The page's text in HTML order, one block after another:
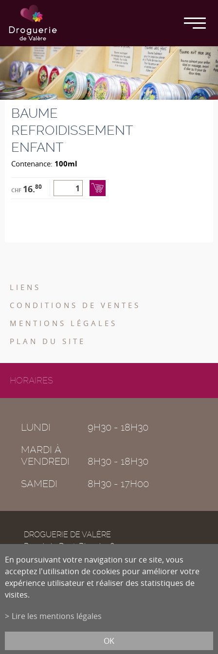
BAUME
REFROIDISSEMENT
ENFANT
Contenance: 100ml
CHF 16.80
LIENS
CONDITIONS DE VENTES
MENTIONS LÉGALES
PLAN DU SITE
HORAIRES
LUNDI
9H30 - 18H30
MARDI À
VENDREDI
8H30 - 18H30
SAMEDI
8H30 - 17H00
DROGUERIE DE VALÈRE
Rue de la Dent-Blanche 8
CH-1950
Sion
Tél.
info@droguiste.net
En poursuivant votre navigation sur ce site, vous
acceptez l'utilisation de cookies pour améliorer votre
expérience utilisateur et réaliser des statistiques de
visites.
Lire les mentions légales
OK